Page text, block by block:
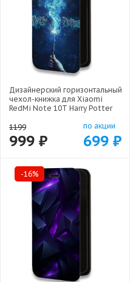
Дизайнерский горизонтальный
чехол-книжка для Xiaomi
RedMi Note 10T Harry Potter
1199
999 ₽
по акции
699 ₽
-16%